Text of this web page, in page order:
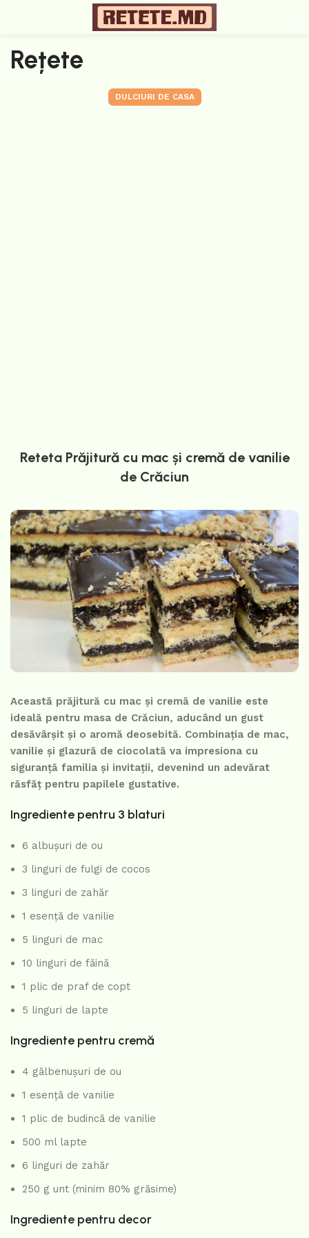
Rețete
DULCIURI DE CASA
Reteta Prăjitură cu mac și cremă de vanilie
de Crăciun
Această prăjitură cu mac și cremă de vanilie este
ideală pentru masa de Crăciun, aducând un gust
desăvârșit și o aromă deosebită. Combinația de mac,
vanilie și glazură de ciocolată va impresiona cu
siguranță familia și invitații, devenind un adevărat
răsfăț pentru papilele gustative.
Ingrediente pentru 3 blaturi
6 albușuri de ou
3 linguri de fulgi de cocos
3 linguri de zahăr
1 esență de vanilie
5 linguri de mac
10 linguri de făină
1 plic de praf de copt
5 linguri de lapte
Ingrediente pentru cremă
4 gălbenușuri de ou
1 esență de vanilie
1 plic de budincă de vanilie
500 ml lapte
6 linguri de zahăr
250 g unt (minim 80% grăsime)
Ingrediente pentru decor